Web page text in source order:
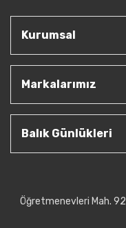
Kurumsal
Markalarımız
Balık Günlükleri
Öğretmenevleri Mah.